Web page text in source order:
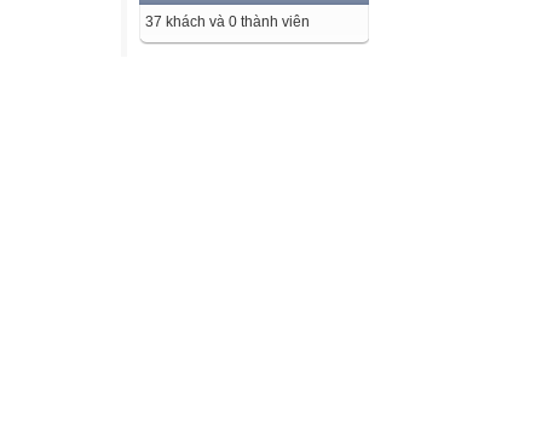
37 khách và 0 thành viên